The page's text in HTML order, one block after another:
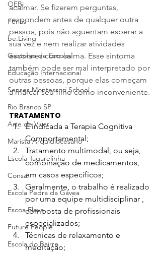
OEBi
Férias
be.Living
Gestores de Escolas
Educação Internacional
Senses Montessori School
Rio Branco SP
Arte de Viver
Marista Arquidiocesano
Escola Tagarelinha
Consa
Escola Pedra da Gávea
Escoa Eleva
Future People
Escola do Bairro
acalmar. Se fizerem perguntas,
respondem antes de qualquer outra
pessoa, pois não aguentam esperar a
sua vez e nem realizar atividades
escolares com calma. Esse sintoma
também pode ser mal interpretado por
outras pessoas, porque elas começam
a marcar seu filho como inconveniente.
TRATAMENTO
É indicada a Terapia Cognitiva
Comportamental;
Tratamento multimodal, ou seja,
combinação de medicamentos,
em casos específicos;
Geralmente, o trabalho é realizado
por uma equipe multidisciplinar ,
composta de profissionais
especializados;
Técnicas de relaxamento e
meditação;